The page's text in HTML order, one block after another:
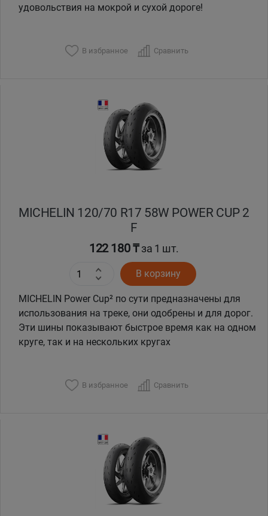
удовольствия на мокрой и сухой дороге!
В избранное Сравнить
MICHELIN 120/70 R17 58W POWER CUP 2
F
122 180 ₸за 1 шт.
В корзину
MICHELIN Power Cup² по сути предназначены для
использования на треке, они одобрены и для дорог.
Эти шины показывают быстрое время как на одном
круге, так и на нескольких кругах
В избранное Сравнить